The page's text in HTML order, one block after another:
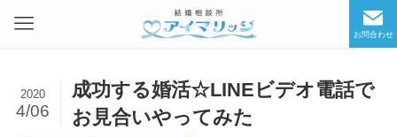
お問合わせ
成功する婚活☆LINEビデオ電話で
お見合いやってみた
2020
4/06